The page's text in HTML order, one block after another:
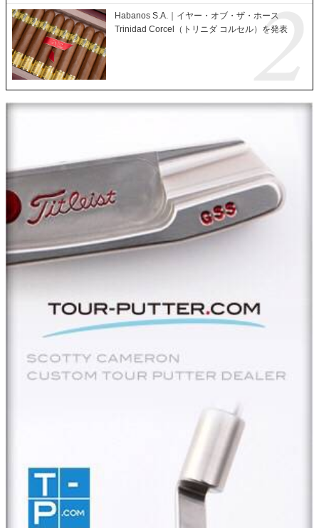
Habanos S.A.｜イヤー・オブ・ザ・ホース
Trinidad Corcel（トリニダ コルセル）を発表